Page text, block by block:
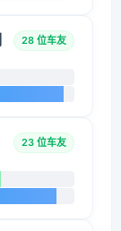
28 位车友
23 位车友